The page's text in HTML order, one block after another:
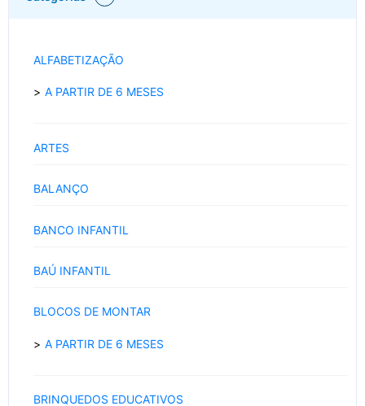
ALFABETIZAÇÃO
A PARTIR DE 6 MESES
ARTES
BALANÇO
BANCO INFANTIL
BAÚ INFANTIL
BLOCOS DE MONTAR
A PARTIR DE 6 MESES
BRINQUEDOS EDUCATIVOS